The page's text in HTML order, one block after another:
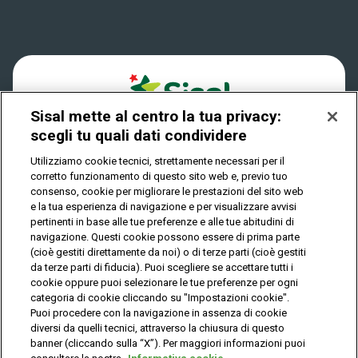
Play Your Date
Privacy
IL GIOCO È VIETATO AI MINORI E PUÒ CAUSARE
DIPENDENZA PATOLOGICA
© Copyright Sisal Italia S.p.A. - P.I. 02433760135
Privacy Cookies
Mappa
del
sito
Sisal mette al centro la tua privacy:
scegli tu quali dati condividere
Utilizziamo cookie tecnici, strettamente necessari per il
corretto funzionamento di questo sito web e, previo tuo
consenso, cookie per migliorare le prestazioni del sito web
e la tua esperienza di navigazione e per visualizzare avvisi
pertinenti in base alle tue preferenze e alle tue abitudini di
navigazione. Questi cookie possono essere di prima parte
(cioè gestiti direttamente da noi) o di terze parti (cioè gestiti
da terze parti di fiducia). Puoi scegliere se accettare tutti i
cookie oppure puoi selezionare le tue preferenze per ogni
categoria di cookie cliccando su "Impostazioni cookie".
Puoi procedere con la navigazione in assenza di cookie
diversi da quelli tecnici, attraverso la chiusura di questo
banner (cliccando sulla “X”). Per maggiori informazioni puoi